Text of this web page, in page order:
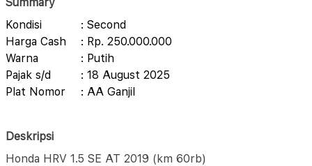
Kondisi
: Second
Harga Cash
: Rp. 250.000.000
Warna
: Putih
Pajak s/d
: 18 August 2025
Plat Nomor
: AA Ganjil
Deskripsi
Honda HRV 1.5 SE AT 2019 (km 60rb)